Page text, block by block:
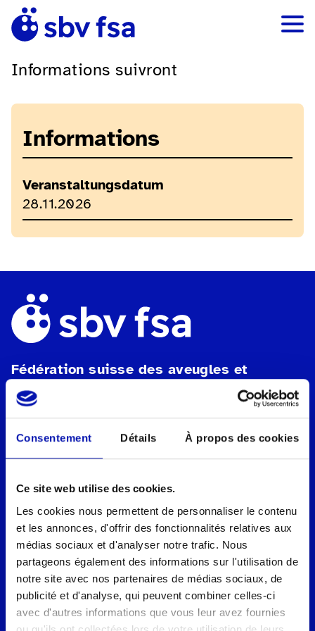
Consentement Détails À propos des cookies
Ce site web utilise des cookies.
Les cookies nous permettent de personnaliser le contenu
et les annonces, d'offrir des fonctionnalités relatives aux
médias sociaux et d'analyser notre trafic. Nous
partageons également des informations sur l'utilisation de
notre site avec nos partenaires de médias sociaux, de
publicité et d'analyse, qui peuvent combiner celles-ci
avec d'autres informations que vous leur avez fournies
Informations suivront
Informations
Veranstaltungsdatum
28.11.2026
Fédération suisse des aveugles et
malvoyants fsa
Secrétariat romand
Rue de Genève 88b
1004 Lausanne
E-mail:secretariat.romand@sbv-fsa.ch
IBAN: CH08 0900 0000 1000 2019 4
Protection des données
Mentions légales
Paramètres des cookies
Diese Website ist durch reCAPTCHA